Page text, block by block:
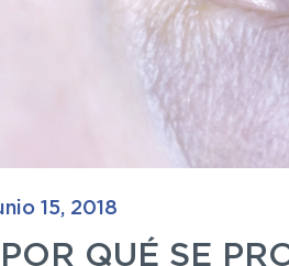
15, 2018
QUÉ SE